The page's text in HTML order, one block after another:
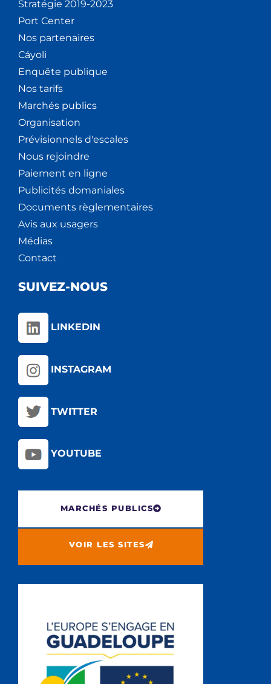
Stratégie 2019-2023
Port Center
Nos partenaires
Cáyoli
Enquête publique
Nos tarifs
Marchés publics
Organisation
Prévisionnels d'escales
Nous rejoindre
Paiement en ligne
Publicités domaniales
Documents règlementaires
Avis aux usagers
Médias
Contact
SUIVEZ-NOUS
LINKEDIN
INSTAGRAM
TWITTER
YOUTUBE
MARCHÉS PUBLICS
VOIR LES SITES